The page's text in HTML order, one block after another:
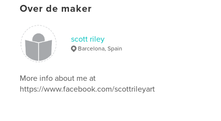
Datum publiceren:sep 02, 2014
Trefwoorden
, riley , art ,
Over de maker
scott riley
Barcelona, Spain
More info about me at
https://www.facebook.com/scottrileyart